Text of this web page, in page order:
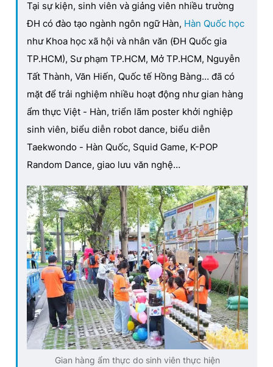
Tại sự kiện, sinh viên và giảng viên nhiều trường
ĐH có đào tạo ngành ngôn ngữ Hàn, Hàn Quốc học
như Khoa học xã hội và nhân văn (ĐH Quốc gia
TP.HCM), Sư phạm TP.HCM, Mở TP.HCM, Nguyễn
Tất Thành, Văn Hiến, Quốc tế Hồng Bàng… đã có
mặt để trải nghiệm nhiều hoạt động như gian hàng
ẩm thực Việt - Hàn, triển lãm poster khởi nghiệp
sinh viên, biểu diễn robot dance, biểu diễn
Taekwondo - Hàn Quốc, Squid Game, K-POP
Random Dance, giao lưu văn nghệ…
Gian hàng ẩm thực do sinh viên thực hiện